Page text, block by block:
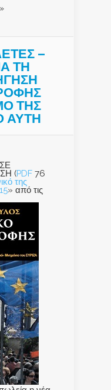
»
–
ΤΗ
ΤΗΣ
ΑΥΤΗ
(PDF 76
της
» από τις